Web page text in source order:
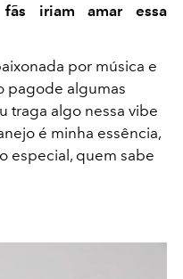
iriam amar essa
por música e
pagode algumas
traga algo nessa vibe
é minha essência,
especial, quem sabe